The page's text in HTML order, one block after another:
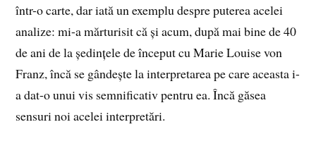
într-o carte, dar iată un exemplu despre puterea acelei
analize: mi-a mărturisit că și acum, după mai bine de 40
de ani de la ședințele de început cu Marie Louise von
Franz, încă se gândește la interpretarea pe care aceasta i-
a dat-o unui vis semnificativ pentru ea. Încă găsea
sensuri noi acelei interpretări.